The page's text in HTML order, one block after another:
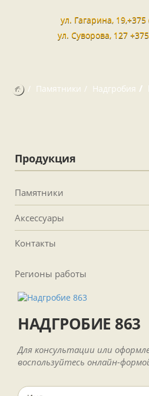
ул. Гагарина,
ул. Суворова, 127
Памятники Надгробия
Продукция
Памятники
Аксессуары
Контакты
Регионы работы
НАДГРОБИЕ 863
Для консультации или
воспользуйтесь онлайн-